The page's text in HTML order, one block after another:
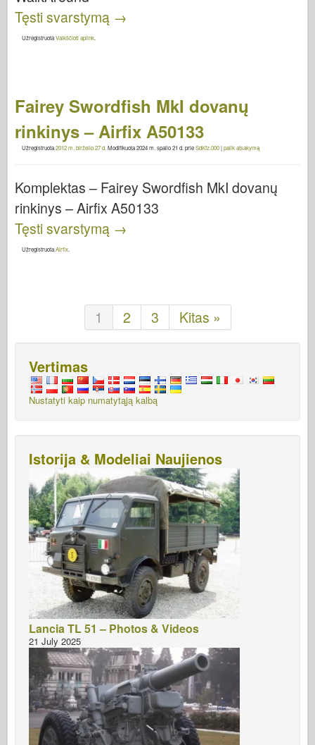
Tęsti svarstymą →
UžregistruotaVaikščioti aplink
Fairey Swordfish MkI dovanų
rinkinys – Airfix A50133
Užregistruota2012 m. birželio 27 d. Modifikuota2024 m. spalio 21 d. prieSdKfz.000|palik atsakymą
Komplektas – Fairey Swordfish MkI dovanų
rinkinys – Airfix A50133
Tęsti svarstymą →
UžregistruotaAirfix
1 2 3 Kitas »
Vertimas
Nustatyti kaip numatytąją kalbą
Istorija & Modeliai Naujienos
Lancia TL 51 – Photos & Videos
21 July 2025